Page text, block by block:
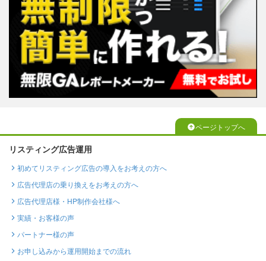
ページトップへ
リスティング広告運用
初めてリスティング広告の導入をお考えの方へ
広告代理店の乗り換えをお考えの方へ
広告代理店様・HP制作会社様へ
実績・お客様の声
パートナー様の声
お申し込みから運用開始までの流れ